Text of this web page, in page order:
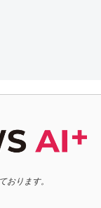
おります。